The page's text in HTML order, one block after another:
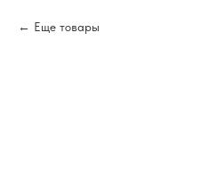
Еще товары